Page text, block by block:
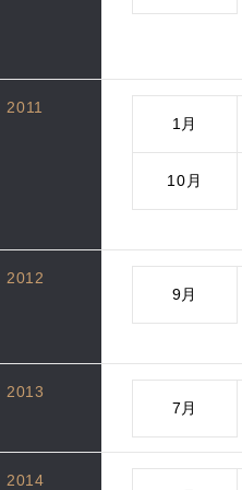
2011
1月
10月
2012
9月
2013
7月
2014